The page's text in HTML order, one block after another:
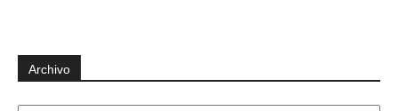
Archivo
Archivo